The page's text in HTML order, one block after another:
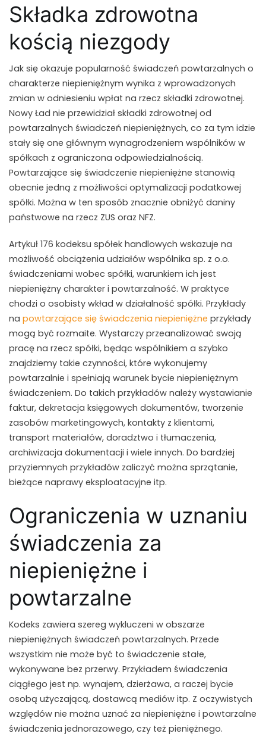
Składka zdrowotna
kością niezgody
Jak się okazuje popularność świadczeń powtarzalnych o
charakterze niepieniężnym wynika z wprowadzonych
zmian w odniesieniu wpłat na rzecz składki zdrowotnej.
Nowy Ład nie przewidział składki zdrowotnej od
powtarzalnych świadczeń niepieniężnych, co za tym idzie
stały się one głównym wynagrodzeniem wspólników w
spółkach z ograniczona odpowiedzialnością.
Powtarzające się świadczenie niepieniężne stanowią
obecnie jedną z możliwości optymalizacji podatkowej
spółki. Można w ten sposób znacznie obniżyć daniny
państwowe na rzecz ZUS oraz NFZ.
Artykuł 176 kodeksu spółek handlowych wskazuje na
możliwość obciążenia udziałów wspólnika sp. z o.o.
świadczeniami wobec spółki, warunkiem ich jest
niepieniężny charakter i powtarzalność. W praktyce
chodzi o osobisty wkład w działalność spółki. Przykłady
na powtarzające się świadczenia niepieniężne przykłady
mogą być rozmaite. Wystarczy przeanalizować swoją
pracę na rzecz spółki, będąc wspólnikiem a szybko
znajdziemy takie czynności, które wykonujemy
powtarzalnie i spełniają warunek bycie niepieniężnym
świadczeniem. Do takich przykładów należy wystawianie
faktur, dekretacja księgowych dokumentów, tworzenie
zasobów marketingowych, kontakty z klientami,
transport materiałów, doradztwo i tłumaczenia,
archiwizacja dokumentacji i wiele innych. Do bardziej
przyziemnych przykładów zaliczyć można sprzątanie,
bieżące naprawy eksploatacyjne itp.
Ograniczenia w uznaniu
świadczenia za
niepieniężne i
powtarzalne
Kodeks zawiera szereg wykluczeni w obszarze
niepieniężnych świadczeń powtarzalnych. Przede
wszystkim nie może być to świadczenie stałe,
wykonywane bez przerwy. Przykładem świadczenia
ciągłego jest np. wynajem, dzierżawa, a raczej bycie
osobą użyczającą, dostawcą mediów itp. Z oczywistych
względów nie można uznać za niepieniężne i powtarzalne
świadczenia jednorazowego, czy też pieniężnego.